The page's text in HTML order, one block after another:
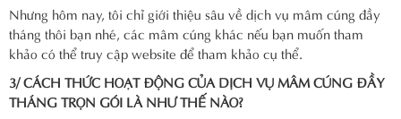
Nhưng hôm nay, tôi chỉ giới thiệu sâu về dịch vụ mâm cúng đầy
tháng thôi bạn nhé, các mâm cúng khác nếu bạn muốn tham
khảo có thể truy cập website để tham khảo cụ thể.
3/ CÁCH THỨC HOẠT ĐỘNG CỦA DỊCH VỤ MÂM CÚNG ĐẦY
THÁNG TRỌN GÓI LÀ NHƯ THẾ NÀO?